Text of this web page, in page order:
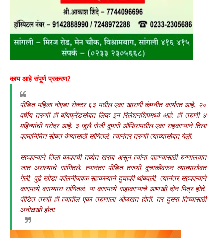
काय आहे संपूर्ण प्रकरण?
पीडित महिला नोएडा सेक्टर ६३ मधील एका खासगी कंपनीत कार्यरत आहे. २०
वर्षीय तरुणी ही बॉयफ्रेंडसोबत लिव्ह इन रिलेशनशिपमध्ये आहे. ही तरुणी ४
महिन्यांची गरोदर आहे. ३ जुलै रोजी दुपारी ऑफिसमधील एका सहकाऱ्याने तिला
कामानिमित्त सोबत येण्यासाठी सांगितलं. त्यानंतर तरुणी त्याच्यासोबत गेली.
सहकाऱ्याने तिला काकाची तब्येत खराब असून त्यांना पाहण्यासाठी रुग्णालयात
जात असल्याचे सांगितले. त्यानंतर पीडित तरुणी दुचाकीवरून त्याच्यासोबत
गेली. पुढे खोडा कॉलनीजवळ सहकाऱ्याने दुचाकी थांबवली. त्यानंतर सहकाऱ्याने
कारमध्ये बसण्यास सांगितलं. या कारमध्ये सहाकाऱ्याचे आणखी दोन मित्र होते.
पीडित तरणी ही त्यातील एका तरुणाला ओळखत होती. तर दुसरा तिच्यासाठी
अनोळखी होता.